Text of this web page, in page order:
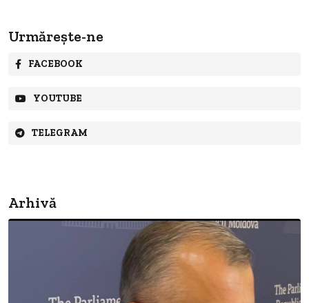
Urmărește-ne
FACEBOOK
YOUTUBE
TELEGRAM
Arhivă